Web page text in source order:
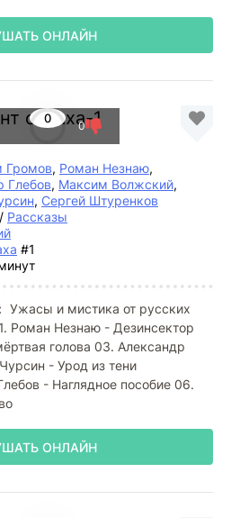
ОНЛАЙН
страха-1
0
0
Громов, Роман Незнаю,
Глебов, Максим Волжский,
, Сергей Штуренков
/ Рассказы
#1
Ужасы и мистика от русских
Роман Незнаю - Дезинсектор
голова 03. Александр
- Урод из тени
- Наглядное пособие 06.
ОНЛАЙН